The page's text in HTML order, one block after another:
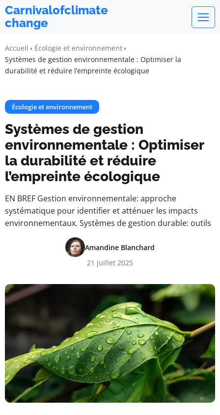
Carnivalofclimate
change
Accueil
Écologie et environnement
Systèmes de gestion environnementale : Optimiser la
durabilité et réduire l’empreinte écologique
Écologie et environnement
Systèmes de gestion
environnementale : Optimiser
la durabilité et réduire
l’empreinte écologique
EN BREF Gestion environnementale: approche
systématique pour identifier et atténuer les impacts
environnementaux. Systèmes de gestion durable: outils
Amandine Blanchard
21 juillet 2025